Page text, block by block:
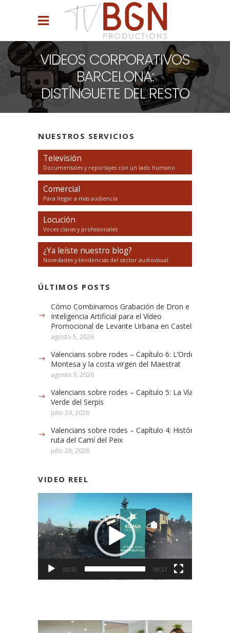
VIDEOS CORPORATIVOS
BARCELONA:
DISTÍNGUETE DEL RESTO
NUESTROS SERVICIOS
Televisión
Documentales y reportajes con un lado humano
Comercial
Para llegar a más audiencia
Locución
Voces claras y profesionales
¿Ya leíste nuestro blog?
Novedades y tendencias del sector audiovisual
ÚLTIMOS POSTS
Cómo Combinamos Grabación de Dron e
Inteligencia Artificial para el Vídeo
Promocional de Levante Urbana en Castellón
agosto 5, 2026
Valencians sobre rodes – Capítulo 6: L’Orde de
Montesa y la costa virgen del Maestrat
agosto 3, 2026
Valencians sobre rodes – Capítulo 5: La Vía
Verde del Serpis
julio 29, 2026
Valencians sobre rodes – Capítulo 4: Histórica
ruta del Camí del Peix
julio 26, 2026
VIDEO REEL
vídeo
00:00 00:17